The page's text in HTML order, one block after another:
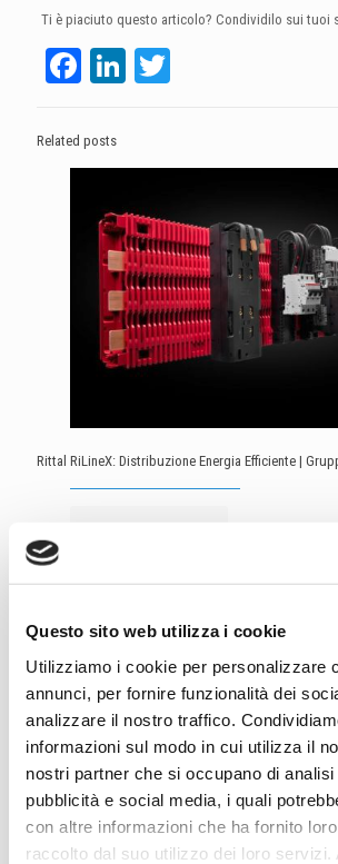
Questo sito web utilizza i cookie
Utilizziamo i cookie per personalizzare
annunci, per fornire funzionalità dei
analizzare il nostro traffico.
informazioni sul modo in cui utilizza il
nostri partner che si occupano di analisi
pubblicità e social media, i quali
con altre informazioni che ha fornito
raccolto dal suo utilizzo dei loro servizi.
Ti è piaciuto questo articolo? Condividilo sui tuoi
Facebook
LinkedIn
Twitter
Related posts
Rittal RiLineX: Distribuzione Energia Efficiente |